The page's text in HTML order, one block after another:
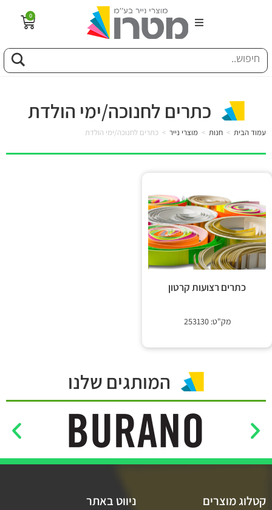
החברה
מונחים
0
כתרים לחנוכה/ימי הולדת
עמוד הבית > חנות > מוצרי נייר > כתרים לחנוכה/ימי הולדת
כתרים רצועות קרטון
מק"ט: 253130
המותגים שלנו
קטלוג מוצרים ניווט באתר